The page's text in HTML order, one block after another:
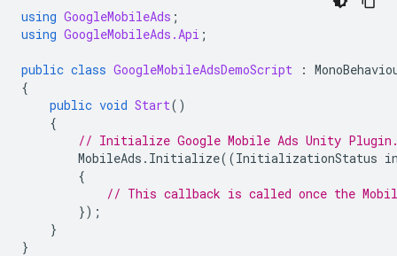
using GoogleMobileAds ;
using GoogleMobileAds.Api ;
public class GoogleMobileAdsDemoScript :
{
public void Start()
{
// Initialize Google Mobile Ads Unity Plugin
MobileAds . Initialize((InitializationStatus
{
// This callback is called once the
});
}
}